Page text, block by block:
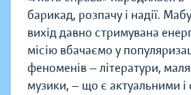
барикад, розпачу і надії.
вихід давно стримувана
місію вбачаємо у
феноменів — літератури,
музики, — що є актуальними і